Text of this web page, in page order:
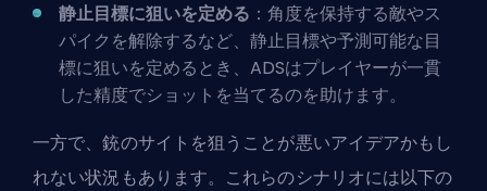
静止目標に狙いを定める ：角度を保持する敵やス
パイクを解除するなど、静止目標や予測可能な目
標に狙いを定めるとき、ADSはプレイヤーが一貫
した精度でショットを当てるのを助けます。
一方で、銃のサイトを狙うことが悪いアイデアかもし
れない状況もあります。これらのシナリオには以下の